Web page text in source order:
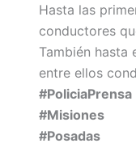
Hasta las
conductores
También hasta
entre ellos
#PoliciaPrensa
#Misiones
#Posadas